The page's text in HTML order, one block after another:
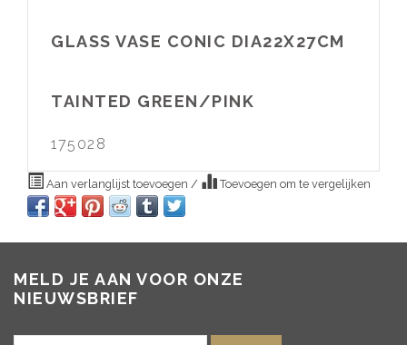
GLASS VASE CONIC DIA22X27CM
TAINTED GREEN/PINK
175028
Aan verlanglijst toevoegen / Toevoegen om te vergelijken
MELD JE AAN VOOR ONZE
NIEUWSBRIEF